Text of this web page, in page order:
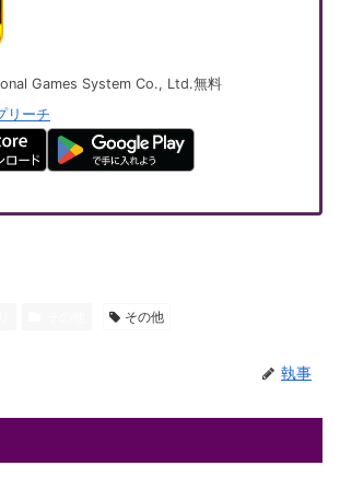
Games System Co., Ltd.無料
リーチ
その他
執事